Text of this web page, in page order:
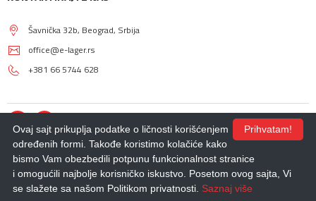
Šavnička 32b, Beograd, Srbija
office@e-lager.rs
+381 66 5744 628
© 2018 - 2026 |E-LAGER. Sva prava zadržana.
Izdrada Internet prodavnice,Izrada sajta,Izrada mobilnih aplikacijaiSEO
optimizacija sajta - *nbgteam.com
Prihvatam!
Ovaj sajt prikuplja podatke o ličnosti korišćenjem
određenih formi. Takođe koristimo kolačiće kako
bismo Vam obezbedili potpunu funkcionalnost stranice
i omogućili najbolje korisničko iskustvo. Posetom ovog sajta, Vi
se slažete sa našom Politikom privatnosti. Saznaj više